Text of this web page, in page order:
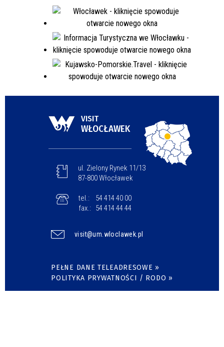
VISIT
WŁOCŁAWEK
ul. Zielony Rynek 11/13
87-800 Włocławek
tel.:
54 414 40 00
fax.:
54 414 44 44
visit@um.wloclawek.pl
PEŁNE DANE TELEADRESOWE »
POLITYKA PRYWATNOŚCI / RODO »